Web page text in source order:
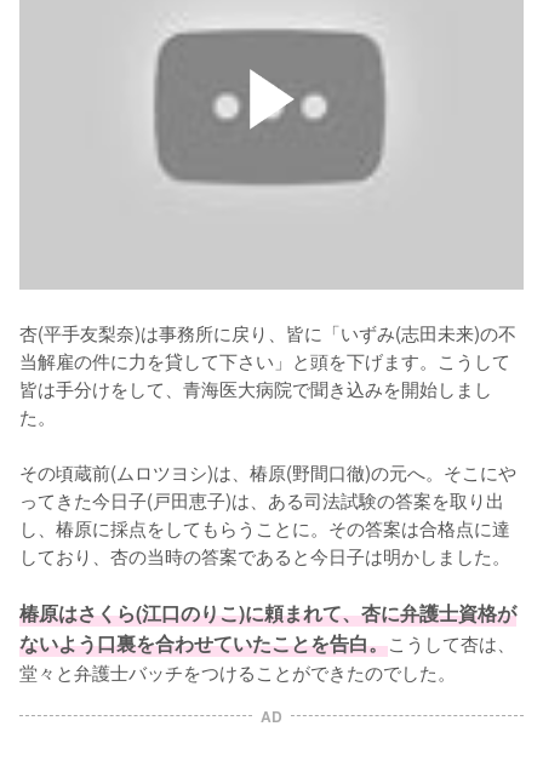
杏(平手友梨奈)は事務所に戻り、皆に「いずみ(志田未来)の不
当解雇の件に力を貸して下さい」と頭を下げます。こうして
皆は手分けをして、青海医大病院で聞き込みを開始しまし
た。
その頃蔵前(ムロツヨシ)は、椿原(野間口徹)の元へ。そこにや
ってきた今日子(戸田恵子)は、ある司法試験の答案を取り出
し、椿原に採点をしてもらうことに。その答案は合格点に達
しており、杏の当時の答案であると今日子は明かしました。
椿原はさくら(江口のりこ)に頼まれて、杏に弁護士資格が
ないよう口裏を合わせていたことを告白。こうして杏は、
堂々と弁護士バッチをつけることができたのでした。
AD